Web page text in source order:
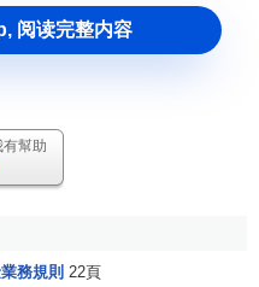
阅读完整内容
幫助
務規則 22頁